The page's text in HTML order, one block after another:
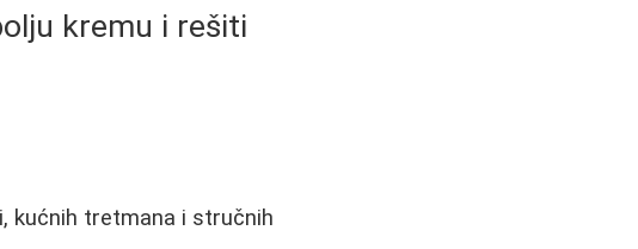
kremu i rešiti
kućnih tretmana i stručnih